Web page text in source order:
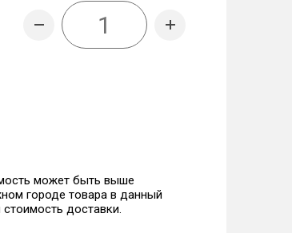
может быть выше
городе товара в данный
доставки.